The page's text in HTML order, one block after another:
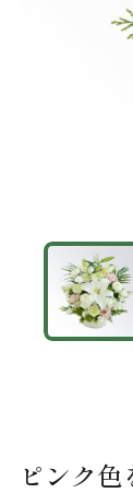
ピンク